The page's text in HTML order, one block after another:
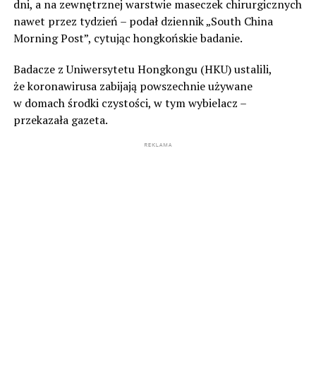
dni, a na zewnętrznej warstwie maseczek chirurgicznych
nawet przez tydzień – podał dziennik „South China
Morning Post”, cytując hongkońskie badanie.
Badacze z Uniwersytetu Hongkongu (HKU) ustalili,
że koronawirusa zabijają powszechnie używane
w domach środki czystości, w tym wybielacz –
przekazała gazeta.